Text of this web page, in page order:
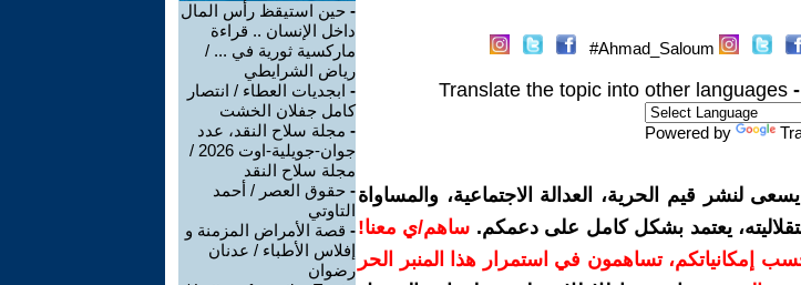
Ahmad_Saloum#
Translate the topic into other languages
Powered by
لنشر قيم الحرية، العدالة الاجتماعية، والمساواة
يعتمد بشكل كامل على دعمكم. ساهم/ي معنا!
أو أكثر حسب إمكانياتكم، تساهمون في استمرار هذا المنبر الحر
- حين استيقظ رأس المال
داخل الإنسان .. قراءة
ماركسية ثورية في ... /
رياض الشرايطي
- ابجديات العطاء / انتصار
كامل جفلان الخشت
- مجلة سلاح النقد، عدد
جوان-جويلية-اوت 2026 /
مجلة سلاح النقد
- حقوق العصر / أحمد
التاوتي
- قصة الأمراض المزمنة و
إفلاس الأطباء / عدنان
رضوان